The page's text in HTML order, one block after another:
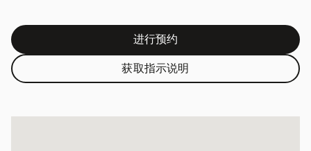
进行预约Link Opens in New Tab
获取指示说明Link Opens in New Tab